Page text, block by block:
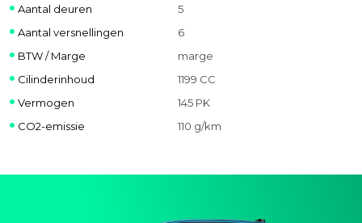
Aantal deuren
5
Aantal versnellingen
6
BTW / Marge
marge
Cilinderinhoud
1199 CC
Vermogen
145 PK
CO2-emissie
110 g/km